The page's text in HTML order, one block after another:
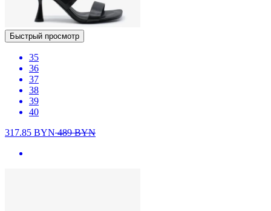
Быстрый просмотр
35
36
37
38
39
40
317.85 BYN489BYN